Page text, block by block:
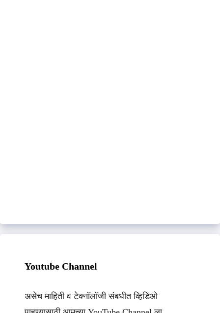
Youtube Channel
असेच माहिती व टेक्नॉलॉजी संबधीत व्हिडिओ